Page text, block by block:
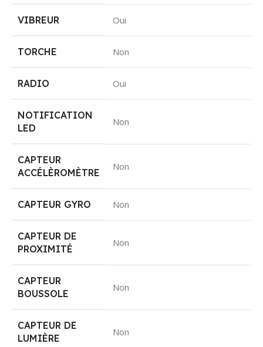
VIBREUR Oui
TORCHE Non
RADIO Oui
NOTIFICATION
LED
Non
CAPTEUR
ACCÉLÈROMÈTRE
Non
CAPTEUR GYRO Non
CAPTEUR DE
PROXIMITÉ
Non
CAPTEUR
BOUSSOLE
Non
CAPTEUR DE
LUMIÈRE
Non